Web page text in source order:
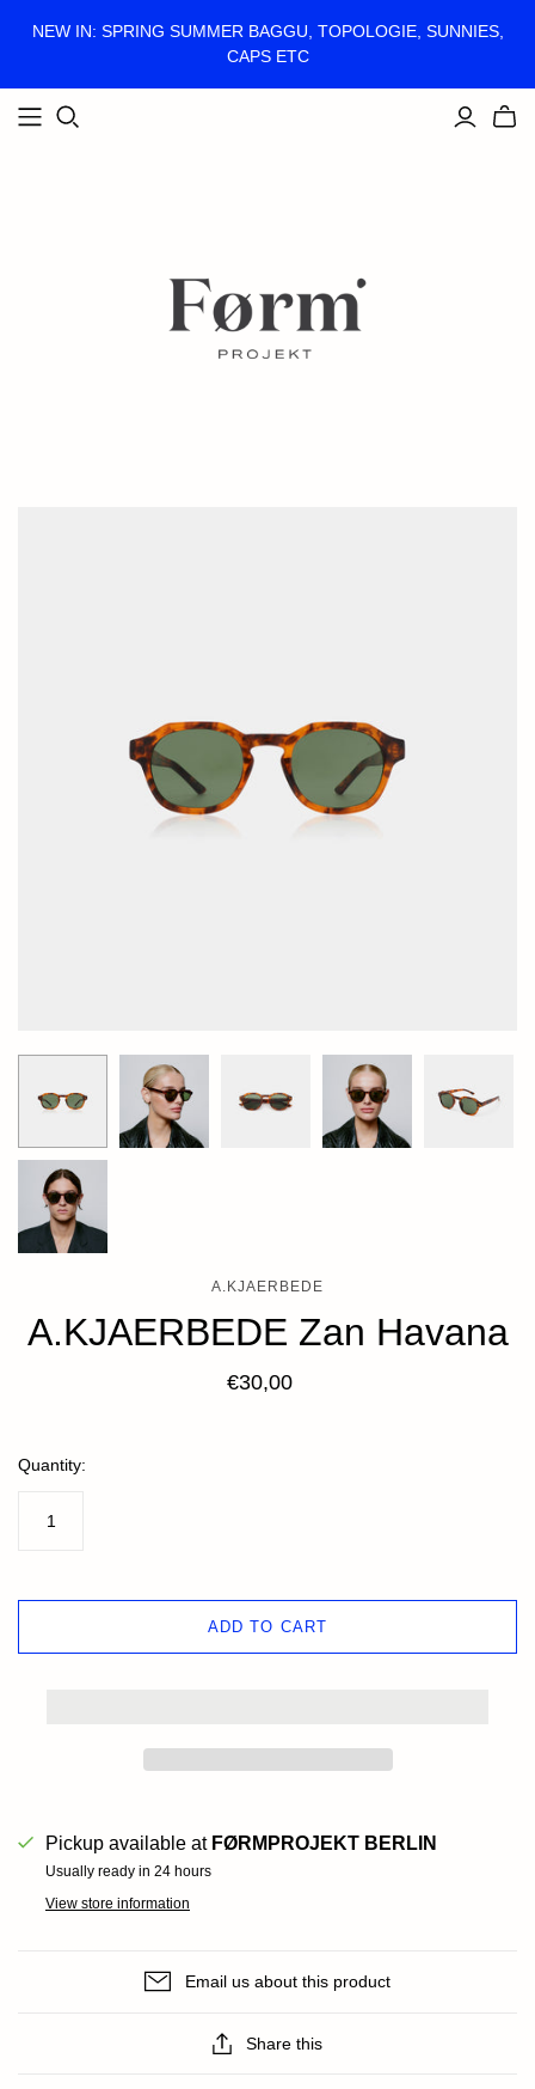
NEW IN: SPRING SUMMER BAGGU, TOPOLOGIE, SUNNIES,
CAPS ETC
A.KJAERBEDE
A.KJAERBEDE Zan Havana
€30,00
Quantity:
ADD TO CART
Pickup available at FØRMPROJEKT BERLIN
Usually ready in 24 hours
View store information
Email us about this product
Share this